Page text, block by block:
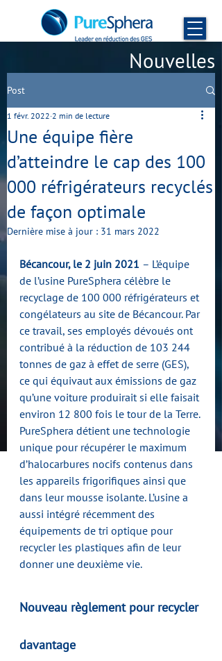
Nouvelles
Post
Une équipe fière
d’atteindre le cap des 100
000 réfrigérateurs recyclés
de façon optimale
1 févr. 2022 2 min de lecture
Dernière mise à jour : 31 mars 2022
Bécancour, le 2 juin 2021 – L’équipe
de l’usine PureSphera célèbre le
recyclage de 100 000 réfrigérateurs et
congélateurs au site de Bécancour. Par
ce travail, ses employés dévoués ont
contribué à la réduction de 103 244
tonnes de gaz à effet de serre (GES),
ce qui équivaut aux émissions de gaz
qu’une voiture produirait si elle faisait
environ 12 800 fois le tour de la Terre.
PureSphera détient une technologie
unique pour récupérer le maximum
d’halocarbures nocifs contenus dans
les appareils frigorifiques ainsi que
dans leur mousse isolante. L’usine a
aussi intégré récemment des
équipements de tri optique pour
recycler les plastiques afin de leur
donner une deuxième vie.
Nouveau règlement pour recycler
davantage